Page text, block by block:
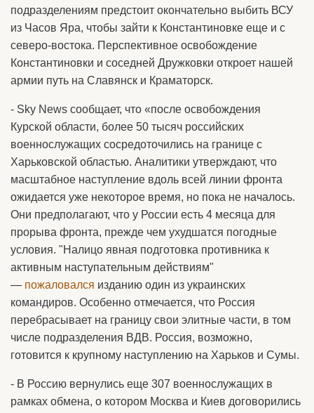
подразделениям предстоит окончательно выбить ВСУ
из Часов Яра, чтобы зайти к Константиновке еще и с
северо-востока. Перспективное освобождение
Константиновки и соседней Дружковки откроет нашей
армии путь на Славянск и Краматорск.
- Sky News сообщает, что «после освобождения
Курской области, более 50 тысяч российских
военнослужащих сосредоточились на границе с
Харьковской областью. Аналитики утверждают, что
масштабное наступление вдоль всей линии фронта
ожидается уже некоторое время, но пока не началось.
Они предполагают, что у России есть 4 месяца для
прорыва фронта, прежде чем ухудшатся погодные
условия. "Налицо явная подготовка противника к
активным наступательным действиям"
— пожаловался изданию один из украинских
командиров. Особенно отмечается, что Россия
перебрасывает на границу свои элитные части, в том
числе подразделения ВДВ. Россия, возможно,
готовится к крупному наступлению на Харьков и Сумы.
- В Россию вернулись еще 307 военнослужащих в
рамках обмена, о котором Москва и Киев договорились